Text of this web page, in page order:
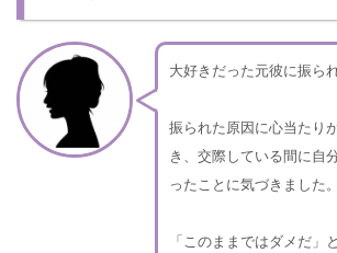
大好きだった元彼に振ら
振られた原因に心当たり
き、交際している間に自
ったことに気づきました。
「このままではダメだ」